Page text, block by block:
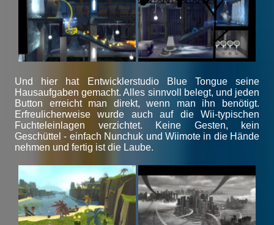
Und hier hat Entwicklerstudio Blue Tongue seine
Hausaufgaben gemacht. Alles sinnvoll belegt, und jeden
Button erreicht man direkt, wenn man ihn benötigt.
Erfreulicherweise wurde auch auf die Wii-typischen
Fuchteleinlagen verzichtet. Keine Gesten, kein
Geschüttel - einfach Nunchuk und Wiimote in die Hände
nehmen und fertig ist die Laube.